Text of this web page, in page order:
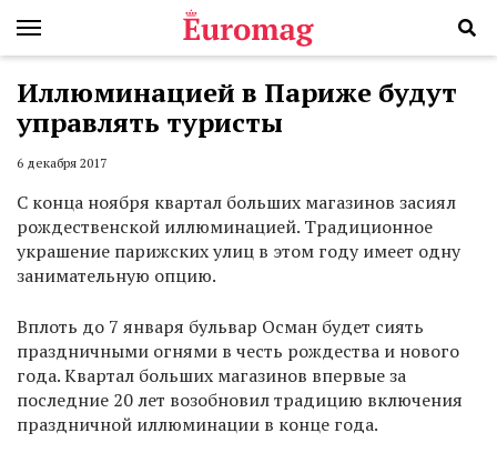
Иллюминацией в Париже будут
управлять туристы
6 декабря 2017
С конца ноября квартал больших магазинов засиял
рождественской иллюминацией. Традиционное
украшение парижских улиц в этом году имеет одну
занимательную опцию.
Вплоть до 7 января бульвар Осман будет сиять
праздничными огнями в честь рождества и нового
года. Квартал больших магазинов впервые за
последние 20 лет возобновил традицию включения
праздничной иллюминации в конце года.